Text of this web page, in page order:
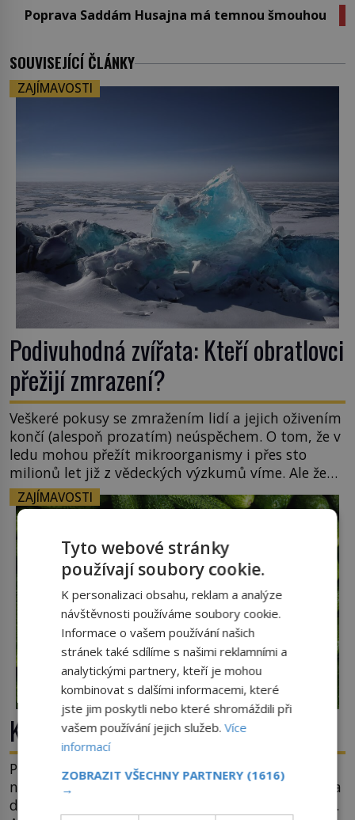
Poprava Saddám Husajna má temnou šmouhou
SOUVISEJÍCÍ ČLÁNKY
ZAJÍMAVOSTI
Podivuhodná zvířata: Kteří obratlovci
přežijí zmrazení?
Veškeré pokusy se zmražením lidí a jejich oživením
končí (alespoň prozatím) neúspěchem. O tom, že v
ledu mohou přežít mikroorganismy i přes sto
milionů let již z vědeckých výzkumů víme. Ale že
by totální zmrazení byť na jedinou zimu přežili
nějací suchozemští obratlovci? Takto
neuvěřitelnou věc dokáže na první pohled
obyčejná žába. Skokana hnědého u […]
ZAJÍMAVOSTI
Kde se vzala okurková sezóna?
Prostě období, kdy se téměř nic neděje. Divadla
nehrají, v parlamentu se nehlasuje, všichni jsou na
dovolené a média tak nemají o čem mluvit a psát.
Tyto webové stránky
používají soubory cookie.
K personalizaci obsahu, reklam a analýze
návštěvnosti používáme soubory cookie.
Informace o vašem používání našich
stránek také sdílíme s našimi reklamními a
analytickými partnery, kteří je mohou
kombinovat s dalšími informacemi, které
jste jim poskytli nebo které shromáždili při
vašem používání jejich služeb.Více
informací
ZOBRAZIT VŠECHNY PARTNERY (1616)
→